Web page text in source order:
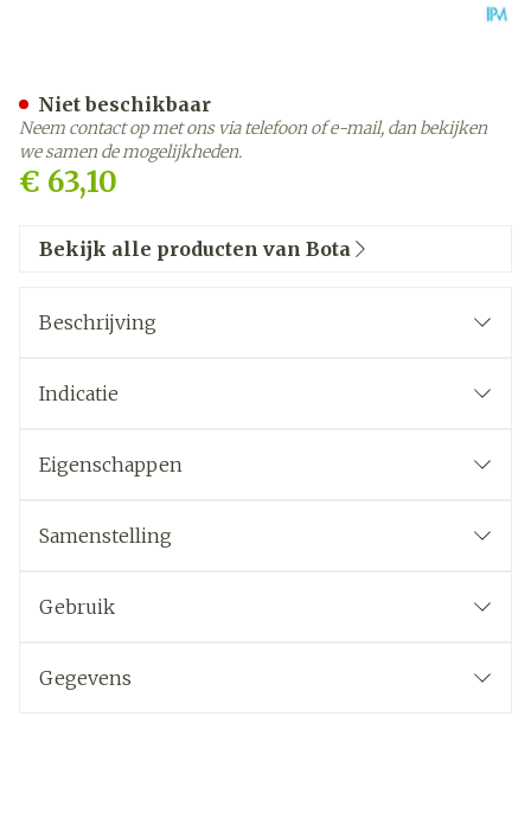
€ 63,10
Niet beschikbaar
Neem contact op met ons via telefoon of e-mail, dan bekijken
we samen de mogelijkheden.
Bekijk alle producten van Bota
Beschrijving
Indicatie
Eigenschappen
Samenstelling
Gebruik
Gegevens